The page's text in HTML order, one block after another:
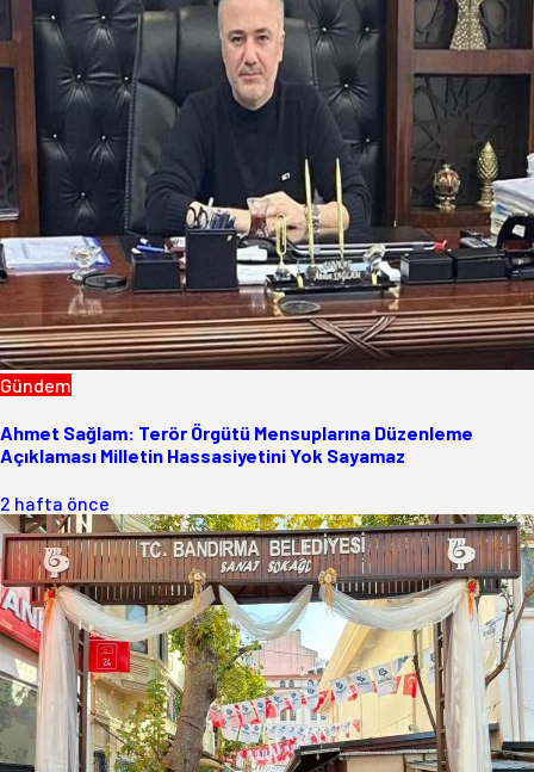
Gündem
Ahmet Sağlam: Terör Örgütü Mensuplarına Düzenleme
Açıklaması Milletin Hassasiyetini Yok Sayamaz
2 hafta önce